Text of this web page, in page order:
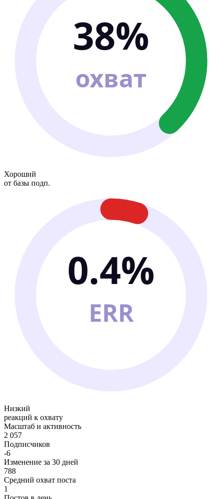
38%
охват
Хороший
от базы подп.
0.4%
ERR
Низкий
реакций к охвату
Масштаб и активность
2 057
Подписчиков
-6
Изменение за 30 дней
788
Средний охват поста
1